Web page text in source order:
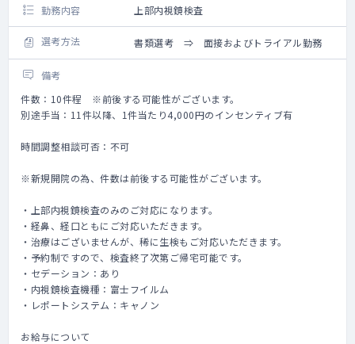
勤務内容 上部内視鏡検査
選考方法 書類選考 ⇒ 面接およびトライアル勤務
備考
件数：10件程 ※前後する可能性がございます。
別途手当：11件以降、1件当たり4,000円のインセンティブ有
時間調整相談可否：不可
※新規開院の為、件数は前後する可能性がございます。
・上部内視鏡検査のみのご対応になります。
・経鼻、経口ともにご対応いただきます。
・治療はございませんが、稀に生検もご対応いただきます。
・予約制ですので、検査終了次第ご帰宅可能です。
・セデーション：あり
・内視鏡検査機種：富士フイルム
・レポートシステム：キャノン
お給与について